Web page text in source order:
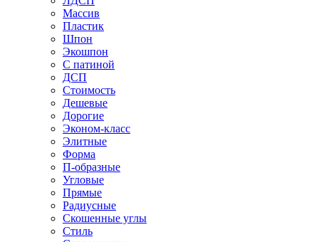
Массив
Пластик
Шпон
Экошпон
С патиной
ДСП
Стоимость
Дешевые
Дорогие
Эконом-класс
Элитные
Форма
П-образные
Угловые
Прямые
Радиусные
Скошенные углы
Стиль